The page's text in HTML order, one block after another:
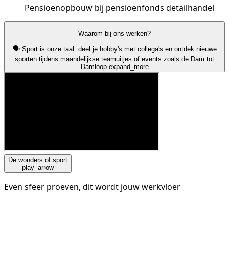
Pensioenopbouw bij pensioenfonds detailhandel
Waarom bij ons werken?
🗣️ Sport is onze taal: deel je hobby's met collega's en ontdek nieuwe
sporten tijdens maandelijkse teamuitjes of events zoals de Dam tot
Damloop expand_more
De wonders of sport
play_arrow
Even sfeer proeven, dit wordt jouw werkvloer